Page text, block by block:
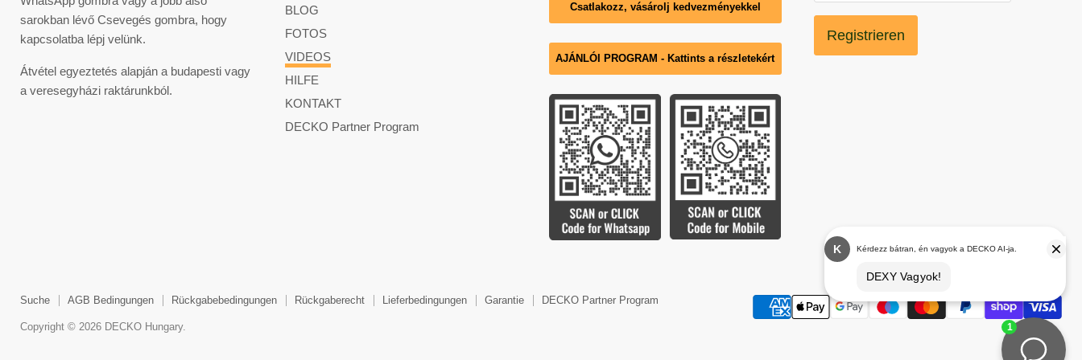
sarokban lévő Csevegés gombra, hogy
kapcsolatba lépj velünk.
Átvétel egyeztetés alapján a budapesti vagy
a veresegyházi raktárunkból.
BLOG
FOTOS
VIDEOS
HILFE
KONTAKT
DECKO Partner Program
Csatlakozz, vásárolj kedvezményekkel
AJÁNLÓI PROGRAM - Kattints a részletekért
Registrieren
Suche AGB Bedingungen Rückgabebedingungen Rückgaberecht Lieferbedingungen Garantie DECKO Partner Program
Copyright © 2026 DECKO Hungary.